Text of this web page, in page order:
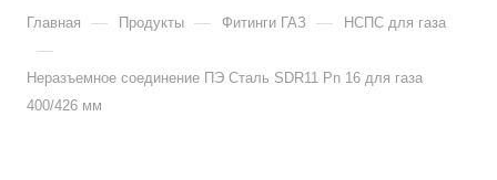
Главная — Продукты — Фитинги ГАЗ — НСПС для газа
—
Неразъемное соединение ПЭ Сталь SDR11 Pn 16 для газа
400/426 мм